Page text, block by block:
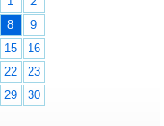
8
9
15
16
22
23
29
30